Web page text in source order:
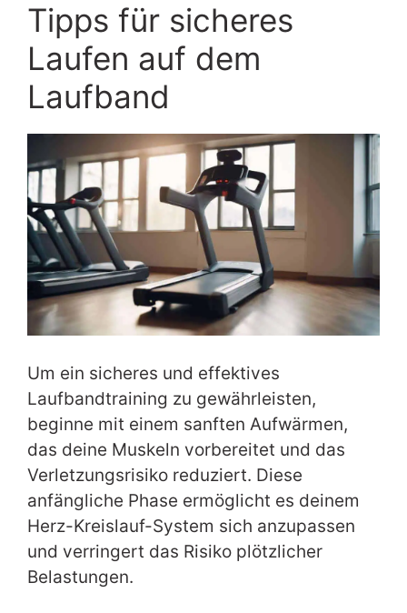
Tipps für sicheres
Laufen auf dem
Laufband
Um ein sicheres und effektives
Laufbandtraining zu gewährleisten,
beginne mit einem sanften Aufwärmen,
das deine Muskeln vorbereitet und das
Verletzungsrisiko reduziert. Diese
anfängliche Phase ermöglicht es deinem
Herz-Kreislauf-System sich anzupassen
und verringert das Risiko plötzlicher
Belastungen.